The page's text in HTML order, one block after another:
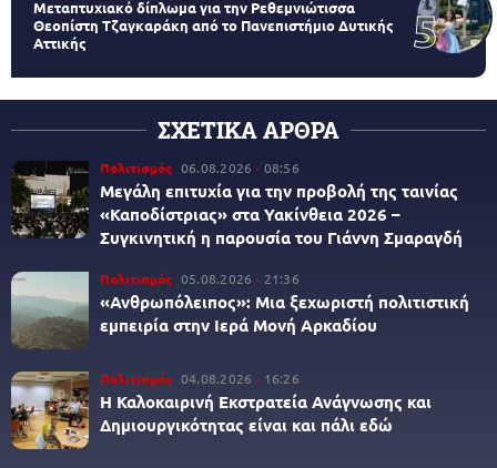
Μεταπτυχιακό δίπλωμα για την Ρεθεμνιώτισσα
Θεοπίστη Τζαγκαράκη από το Πανεπιστήμιο Δυτικής
Αττικής
ΣΧΕΤΙΚΑ ΑΡΘΡΑ
Πολιτισμός 06.08.2026 08:56
Μεγάλη επιτυχία για την προβολή της ταινίας
«Καποδίστριας» στα Υακίνθεια 2026 –
Συγκινητική η παρουσία του Γιάννη Σμαραγδή
Πολιτισμός 05.08.2026 21:36
«Ανθρωπόλειπος»: Μια ξεχωριστή πολιτιστική
εμπειρία στην Ιερά Μονή Αρκαδίου
Πολιτισμός 04.08.2026 16:26
Η Καλοκαιρινή Εκστρατεία Ανάγνωσης και
Δημιουργικότητας είναι και πάλι εδώ